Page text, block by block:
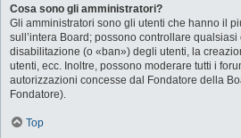
Cosa sono gli amministratori?
Gli amministratori sono gli utenti che hanno il
sull’intera Board; possono controllare
disabilitazione (o «ban») degli utenti, la
utenti, ecc. Inoltre, possono moderare tutti i
autorizzazioni concesse dal Fondatore della
Fondatore).
Top